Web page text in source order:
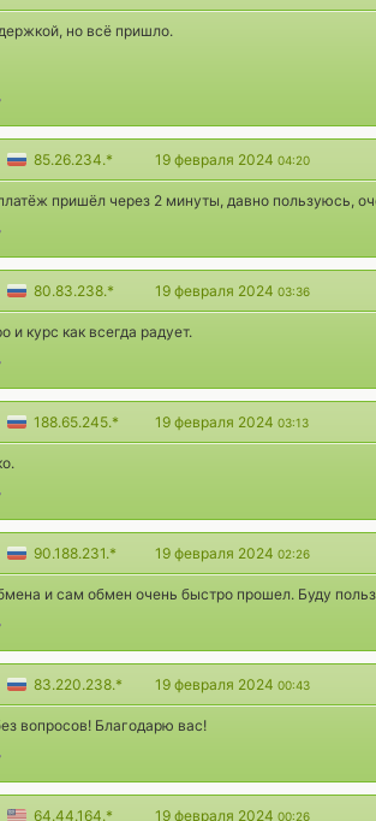
но всё пришло.
85.26.234.* 19 февраля 2024 04:20
пришёл через 2 минуты, давно пользуюсь,
80.83.238.* 19 февраля 2024 03:36
и курс как всегда радует.
188.65.245.* 19 февраля 2024 03:13
90.188.231.* 19 февраля 2024 02:26
и сам обмен очень быстро прошел. Буду
83.220.238.* 19 февраля 2024 00:43
вопросов! Благодарю вас!
64.44.164.* 19 февраля 2024 00:26